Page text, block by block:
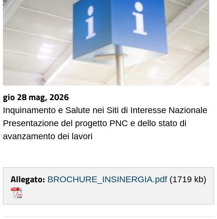
gio 28 mag, 2026
Inquinamento e Salute nei Siti di Interesse Nazionale
Presentazione del progetto PNC e dello stato di
avanzamento dei lavori
Allegato: BROCHURE_INSINERGIA.pdf (1719 kb)